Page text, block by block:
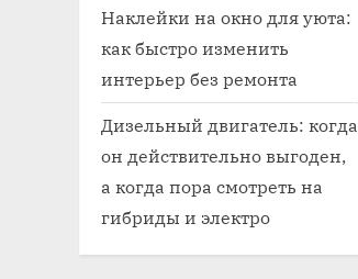
Наклейки на окно для уюта:
как быстро изменить
интерьер без ремонта
Дизельный двигатель: когда
он действительно выгоден,
а когда пора смотреть на
гибриды и электро